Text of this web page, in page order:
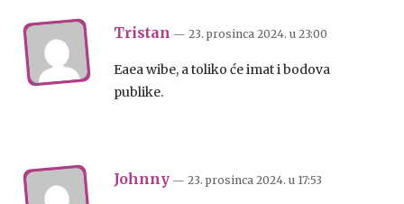
Tristan — 23. prosinca 2024. u 23:00
Eaea wibe, a toliko će imat i bodova
publike.
Johnny — 23. prosinca 2024. u 17:53